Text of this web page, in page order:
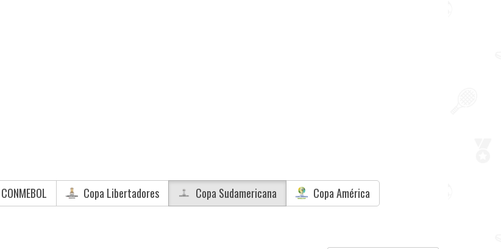
CONMEBOL Copa Libertadores Copa Sudamericana Copa América